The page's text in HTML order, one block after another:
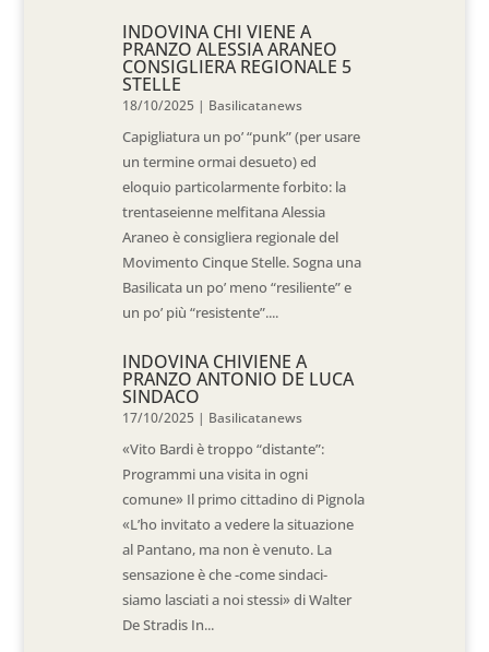
INDOVINA CHI VIENE A
PRANZO ALESSIA ARANEO
CONSIGLIERA REGIONALE 5
STELLE
18/10/2025 | Basilicatanews
Capigliatura un po’ “punk” (per usare
un termine ormai desueto) ed
eloquio particolarmente forbito: la
trentaseienne melfitana Alessia
Araneo è consigliera regionale del
Movimento Cinque Stelle. Sogna una
Basilicata un po’ meno “resiliente” e
un po’ più “resistente”....
INDOVINA CHIVIENE A
PRANZO ANTONIO DE LUCA
SINDACO
17/10/2025 | Basilicatanews
«Vito Bardi è troppo “distante”:
Programmi una visita in ogni
comune» Il primo cittadino di Pignola
«L’ho invitato a vedere la situazione
al Pantano, ma non è venuto. La
sensazione è che -come sindaci-
siamo lasciati a noi stessi» di Walter
De Stradis In...